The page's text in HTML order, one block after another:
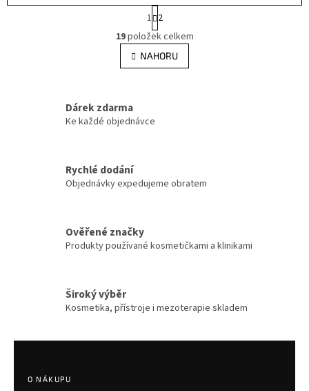
O
v
l
á
í
y
i
s
t
r
á
n
k
n
í
1 2
19položek celkem
NAHORU
Dárek zdarma
Ke každé objednávce
Rychlé dodání
Objednávky expedujeme obratem
Ověřené značky
Produkty používané kosmetičkami a klinikami
Široký výběr
Kosmetika, přístroje i mezoterapie skladem
O NÁKUPU